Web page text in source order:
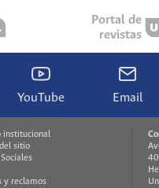
Portal de
revistas
YouTube Email
institucional
sitio
y reclamos